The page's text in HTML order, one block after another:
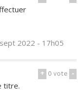
2022 - 17h05
+ 0vote -
titre.